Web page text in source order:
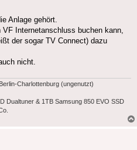
Anlage gehört.
Internetanschluss buchen kann,
der sogar TV Connect) dazu
nicht.
Charlottenburg (ungenutzt)
Dualtuner & 1TB Samsung 850 EVO SSD